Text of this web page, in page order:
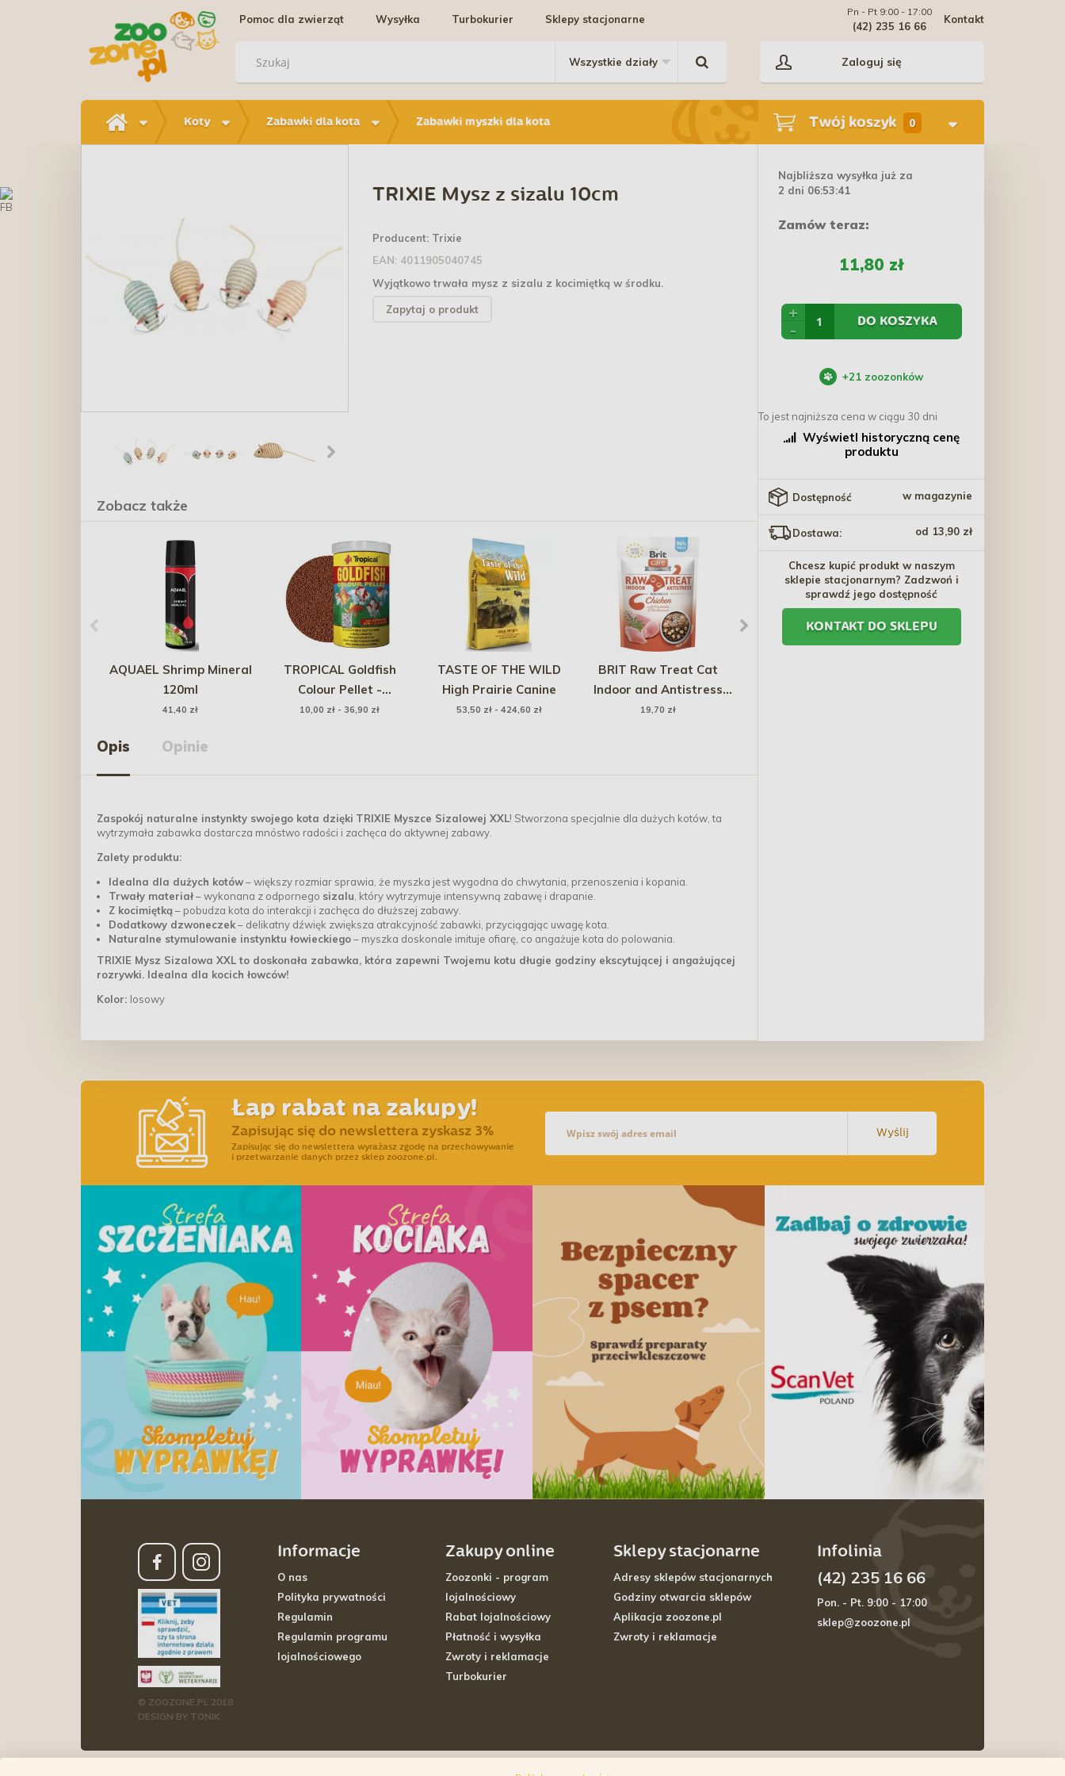
Pomoc dla zwierząt Wysyłka Turbokurier Sklepy stacjonarne Kontakt
Pn - Pt 9:00 - 17:00
(42) 235 16 66
Zaloguj się
Koty Zabawki dla kota Zabawki myszki dla kota Twój koszyk 0
TRIXIE Mysz z sizalu 10cm
Producent: Trixie
EAN: 4011905040745
Wyjątkowo trwała mysz z sizalu z kocimiętką w środku.
Zapytaj o produkt
Zobacz także
AQUAEL Shrimp Mineral
120ml
41,40 zł
TROPICAL Goldfish
Colour Pellet -
wybarwiający pokarm
10,00 zł - 36,90 zł
TASTE OF THE WILD
High Prairie Canine
53,50 zł - 424,60 zł
BRIT Raw Treat Cat
Indoor and Antistress
40g
19,70 zł
Opis Opinie
Zaspokój naturalne instynkty swojego kota dzięki TRIXIE Myszce Sizalowej XXL! Stworzona specjalnie dla dużych kotów, ta
wytrzymała zabawka dostarcza mnóstwo radości i zachęca do aktywnej zabawy.
Zalety produktu:
Idealna dla dużych kotów– większy rozmiar sprawia, że myszka jest wygodna do chwytania, przenoszenia i kopania.
Trwały materiał– wykonana z odpornego sizalu, który wytrzymuje intensywną zabawę i drapanie.
Z kocimiętką – pobudza kota do interakcji i zachęca do dłuższej zabawy.
Dodatkowy dzwoneczek– delikatny dźwięk zwiększa atrakcyjność zabawki, przyciągając uwagę kota.
Naturalne stymulowanie instynktu łowieckiego– myszka doskonale imituje ofiarę, co angażuje kota do polowania.
TRIXIE Mysz Sizalowa XXL to doskonała zabawka, która zapewni Twojemu kotu długie godziny ekscytującej i angażującej
rozrywki. Idealna dla kocich łowców!
Kolor: losowy
Najbliższa wysyłka już za
2 dni 06:53:41
Zamów teraz:
11,80 zł
+
-
DO KOSZYKA
+21 zoozonków
To jest najniższa cena w ciągu 30 dni
Wyświetl historyczną cenę
produktu
Dostępność w magazynie
Dostawa: od 13,90 zł
Chcesz kupić produkt w naszym
sklepie stacjonarnym? Zadzwoń i
sprawdź jego dostępność
KONTAKT DO SKLEPU
Łap rabat na zakupy!
Zapisując się do newslettera zyskasz 3%
Zapisując się do newslettera wyrażasz zgodę na przechowywanie
i przetwarzanie danych przez sklep zoozone.pl.
Wyślij
© ZOOZONE.PL 2018
DESIGN BY TONIK
Informacje
O nas
Polityka prywatności
Regulamin
Regulamin programu
lojalnościowego
Zakupy online
Zoozonki - program
lojalnościowy
Rabat lojalnościowy
Płatność i wysyłka
Zwroty i reklamacje
Turbokurier
Sklepy stacjonarne
Adresy sklepów stacjonarnych
Godziny otwarcia sklepów
Aplikacja zoozone.pl
Zwroty i reklamacje
Infolinia
(42) 235 16 66
Pon. - Pt. 9:00 - 17:00
sklep@zoozone.pl